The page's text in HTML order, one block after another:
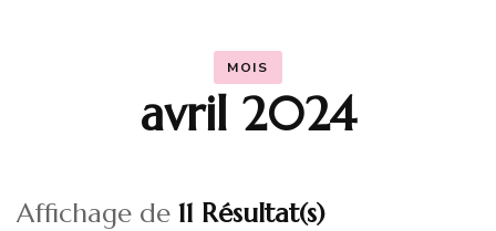
MOIS
avril 2024
Affichage de 11 Résultat(s)